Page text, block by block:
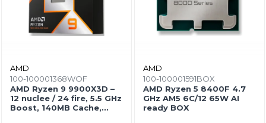
AMD
100-100001368WOF
AMD Ryzen 9 9900X3D –
12 nuclee / 24 fire, 5.5 GHz
Boost, 140MB Cache,
AMD
100-100001591BOX
AMD Ryzen 5 8400F 4.7
GHz AM5 6C/12 65W AI
ready BOX